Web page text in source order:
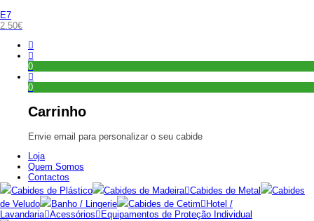
E7
2.50€
0
0
Carrinho
Envie email para personalizar o seu cabide
Loja
Quem Somos
Contactos
Cabides de Plástico
Cabides de Madeira Cabides de Metal
Cabides
de Veludo
Banho / Lingerie Cabides de Cetim
Hotel /
Lavandaria Acessórios Equipamentos de Proteção Individual